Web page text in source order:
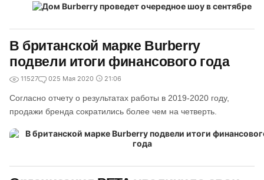
В британской марке Burberry
подвели итоги финансового года
11527 025 Мая 2020 21:06
Согласно отчету о результатах работы в 2019-2020 году,
продажи бренда сократились более чем на четверть.